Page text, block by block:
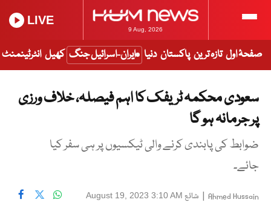
9 Aug, 2026
LIVE
صفحۂ اول تازہ ترین پاکستان دنیا ایران-اسرائیل جنگ کھیل انٹرٹینمنٹ
سعودی محکمہ ٹریفک کا اہم فیصلہ، خلاف ورزی
پر جرمانہ ہو گا
ضوابط کی پابندی کرنے والی ٹیکسیوں پر ہی سفر کیا
جائے۔
Ahmed Hussain
| شائع August 19, 2023 3:10 AM